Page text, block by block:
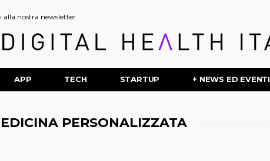
alla nostra newsletter
APP TECH STARTUP + NEWS ED EVENTI
PERSONALIZZATA